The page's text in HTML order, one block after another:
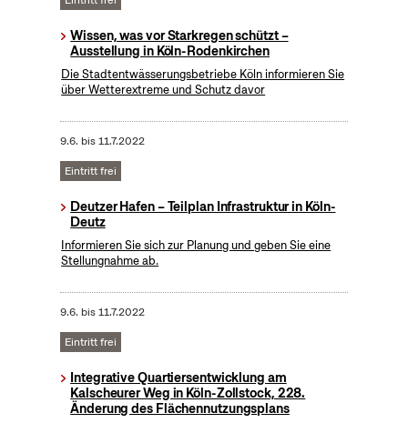
Wissen, was vor Starkregen schützt –
Ausstellung in Köln-Rodenkirchen
Die Stadtentwässerungsbetriebe Köln informieren Sie
über Wetterextreme und Schutz davor
9.6. bis11.7.2022
Eintritt frei
Deutzer Hafen – Teilplan Infrastruktur in Köln-
Deutz
Informieren Sie sich zur Planung und geben Sie eine
Stellungnahme ab.
9.6. bis11.7.2022
Eintritt frei
Integrative Quartiersentwicklung am
Kalscheurer Weg in Köln-Zollstock, 228.
Änderung des Flächennutzungsplans